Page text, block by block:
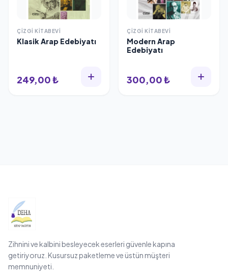
ÇIZGI KITABEVI
Klasik Arap Edebiyatı
249,00 ₺
ÇIZGI KITABEVI
Modern Arap
Edebiyatı
300,00 ₺
Zihnini ve kalbini besleyecek eserleri güvenle kapına
getiriyoruz. Kusursuz paketleme ve üstün müşteri
memnuniyeti.